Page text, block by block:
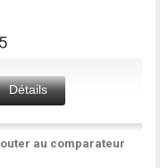
Détails
au comparateur